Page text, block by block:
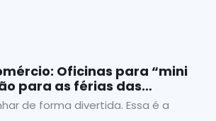
Oficinas para “mini
para as férias das
Senac
de forma divertida. Essa é a